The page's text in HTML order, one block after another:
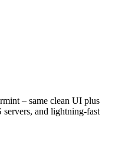
– same clean UI plus
and lightning-fast